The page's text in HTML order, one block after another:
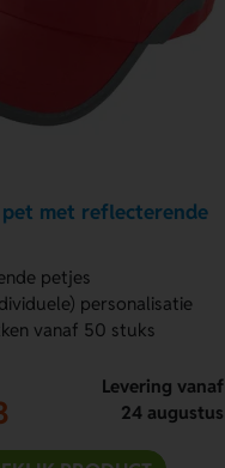
pet met reflecterende
petjes
personalisatie
vanaf 50 stuks
Levering vanaf
24 augustus